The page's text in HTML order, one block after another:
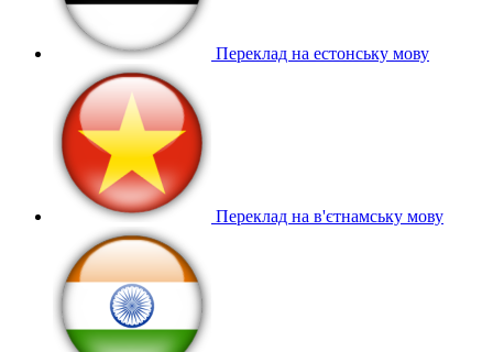
Переклад на естонську мову
Переклад на в'єтнамську мову